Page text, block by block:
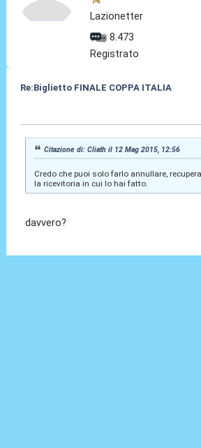
Lazionetter
8.473
Registrato
Re:Biglietto FINALE COPPA ITALIA
Citazione di: Cliath il 12 Mag 2015, 12:56
Credo che puoi solo farlo annullare,
la ricevitoria in cui lo hai fatto.
davvero?